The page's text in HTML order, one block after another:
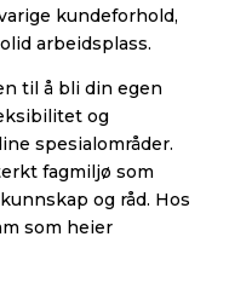
kundeforhold,
arbeidsplass.
til å bli din egen
og
spesialområder.
fagmiljø som
og råd. Hos
som heier